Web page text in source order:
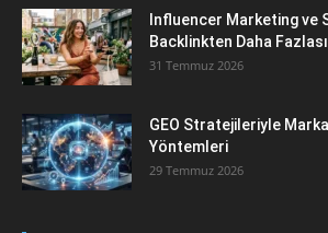
Influencer Marketing ve
Backlinkten Daha Fazlası
31 Temmuz 2026
GEO Stratejileriyle
Yöntemleri
29 Temmuz 2026